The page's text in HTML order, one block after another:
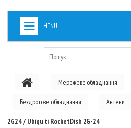
MENU
PON ОБЛАДНАННЯ
Мережеве обладнання
Бездротове обладнання Антени
2G24 / Ubiquiti RocketDish 2G-24